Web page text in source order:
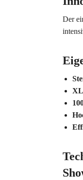
Der